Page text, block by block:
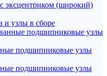
эксцентриком (широкий)
и узлы в сборе
подшипниковые узлы
подшипниковые узлы
подшипниковые узлы